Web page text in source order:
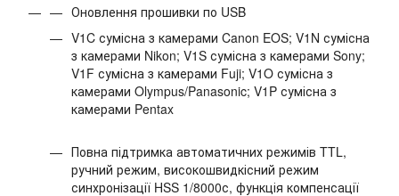
Оновлення прошивки по USB
V1C сумісна з камерами Canon EOS; V1N сумісна
з камерами Nikon; V1S сумісна з камерами Sony;
V1F сумісна з камерами Fuji; V1O сумісна з
камерами Olympus/Panasonic; V1P сумісна з
камерами Pentax
Повна підтримка автоматичних режимів TTL,
ручний режим, високошвидкісний режим
синхронізації HSS 1/8000с, функція компенсації